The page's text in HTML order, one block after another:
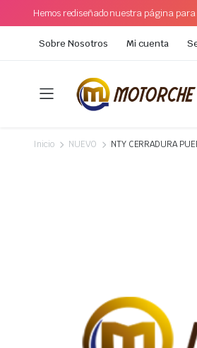
Hemos rediseñado nuestra página
Sobre Nosotros Mi cuenta
Inicio NUEVO NTY CERRADURA